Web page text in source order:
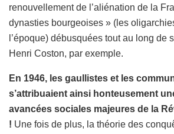
renouvellement de l’aliénation de la
dynasties bourgeoises » (les
l’époque) débusquées tout au long de
Henri Coston, par exemple.
En 1946, les gaullistes et les
s’attribuaient ainsi honteusement
avancées sociales majeures de la
! Une fois de plus, la théorie des